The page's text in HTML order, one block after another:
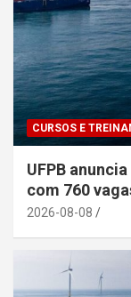
CURSOS E
UFPB
com 760
2026-08-08